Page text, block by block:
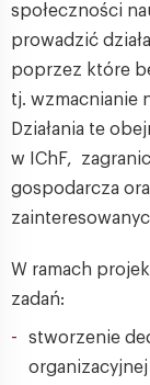
społeczności
prowadzić
poprzez które
tj. wzmacnianie
Działania te
w IChF,
gospodarcza
W ramach
zadań:
stworzenie